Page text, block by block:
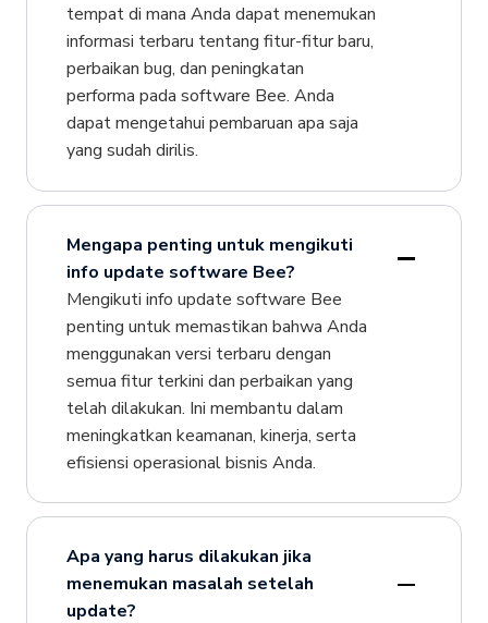
tempat di mana Anda dapat menemukan
informasi terbaru tentang fitur-fitur baru,
perbaikan bug, dan peningkatan
performa pada software Bee. Anda
dapat mengetahui pembaruan apa saja
yang sudah dirilis.
Mengapa penting untuk mengikuti
info update software Bee?
Mengikuti info update software Bee
penting untuk memastikan bahwa Anda
menggunakan versi terbaru dengan
semua fitur terkini dan perbaikan yang
telah dilakukan. Ini membantu dalam
meningkatkan keamanan, kinerja, serta
efisiensi operasional bisnis Anda.
Apa yang harus dilakukan jika
menemukan masalah setelah
update?